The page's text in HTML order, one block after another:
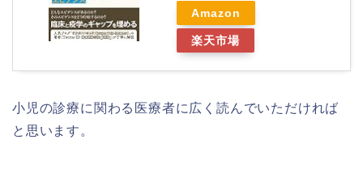
Amazon
楽天市場
小児の診療に関わる医療者に広く読んでいただければ
と思います。